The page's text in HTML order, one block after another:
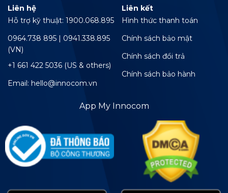
Liên hệ
Hỗ trợ kỹ thuật: 1900.068.895
0964.738 895 | 0941.338.895
(VN)
+1 661 422 5036 (US & others)
Email: hello@innocom.vn
Liên kết
Hình thức thanh toán
Chính sách bảo mật
Chính sách đổi trả
Chính sách bảo hành
App My Innocom